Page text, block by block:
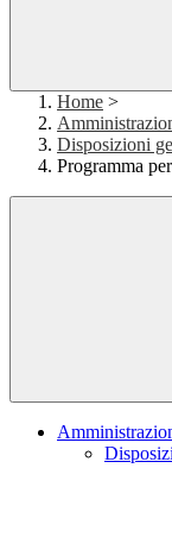
Home >
Disposizioni
Programma